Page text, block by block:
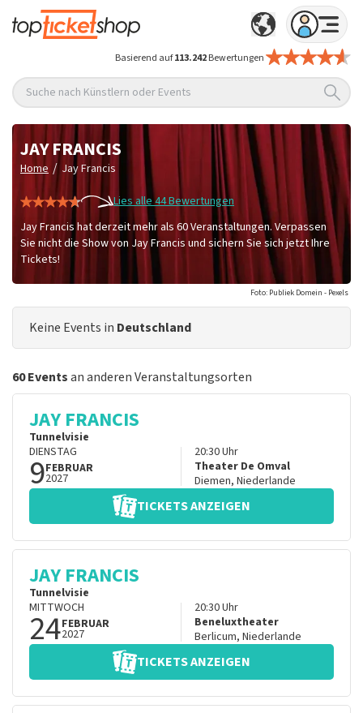
Basierend auf113.242Bewertungen
Suche nach Künstlern oder Events
JAY FRANCIS
Home / Jay Francis
Lies alle 44 Bewertungen
Jay Francis hat derzeit mehr als 60 Veranstaltungen. Verpassen
Sie nicht die Show von Jay Francis und sichern Sie sich jetzt Ihre
Tickets!
Foto: Publiek Domein - Pexels
Keine Events in Deutschland
60 Eventsan anderen Veranstaltungsorten
JAY FRANCIS
Tunnelvisie
DIENSTAG
9FEBRUAR
2027
20:30Uhr
Theater De Omval
Diemen, Niederlande
TICKETS ANZEIGEN
JAY FRANCIS
Tunnelvisie
MITTWOCH
24FEBRUAR
2027
20:30Uhr
Beneluxtheater
Berlicum, Niederlande
TICKETS ANZEIGEN